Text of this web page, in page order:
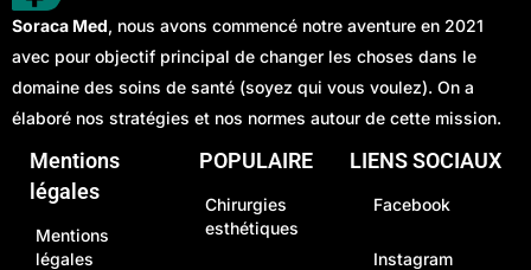
Soraca Med, nous avons commencé notre aventure en 2021
avec pour objectif principal de changer les choses dans le
domaine des soins de santé (soyez qui vous voulez). On a
élaboré nos stratégies et nos normes autour de cette mission.
Mentions
légales
Mentions
légales
POPULAIRE
Chirurgies
esthétiques
LIENS SOCIAUX
Facebook
Instagram